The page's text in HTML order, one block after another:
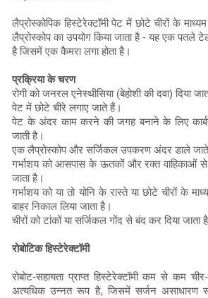
लैप्रोस्कोपिक हिस्टेरेक्टॉमी पेट में छोटे चीरों के
लैप्रोस्कोप का उपयोग किया जाता है - यह एक पतले
है जिसमें एक कैमरा लगा होता है।
प्रक्रिया के चरण
रोगी को जनरल एनेस्थीसिया (बेहोशी की दवा) दिया
पेट में छोटे चीरे लगाए जाते हैं।
पेट के अंदर काम करने की जगह बनाने के लिए
जाती है।
एक लैप्रोस्कोप और सर्जिकल उपकरण अंदर डाले
गर्भाशय को आसपास के ऊतकों और रक्त वाहिकाओं से
जाता है।
गर्भाशय को या तो योनि के रास्ते या छोटे चीरों के
बाहर निकाल लिया जाता है।
चीरों को टांकों या सर्जिकल गोंद से बंद कर दिया जाता
रोबोटिक हिस्टेरेक्टॉमी
रोबोट-सहायता प्राप्त हिस्टेरेक्टॉमी कम से कम
अत्यधिक उन्नत रूप है, जिसमें सर्जन असाधारण